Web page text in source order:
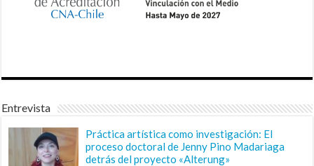
Entrevista
Práctica artística como investigación: El
proceso doctoral de Jenny Pino Madariaga
detrás del proyecto «Alterung»